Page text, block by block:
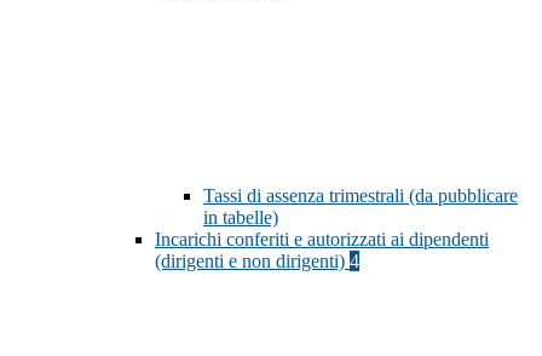
Tassi di assenza trimestrali (da pubblicare
in tabelle)
Incarichi conferiti e autorizzati ai dipendenti
(dirigenti e non dirigenti) 4